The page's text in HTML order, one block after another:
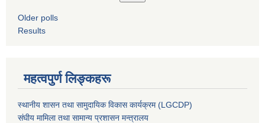
Older polls
Results
महत्वपुर्ण लिङ्कहरू
स्थानीय शासन तथा सामुदायिक विकास कार्यक्रम (LGCDP)
संघीय मामिला तथा सामान्य प्रशासन मन्त्रालय